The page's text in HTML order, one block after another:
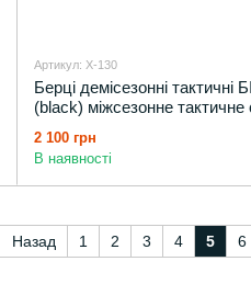
Артикул: X-130
Берці демісезонні
(black) міжсезонне тактичне
2 100 грн
В наявності
Назад 1 2 3 4 5 6